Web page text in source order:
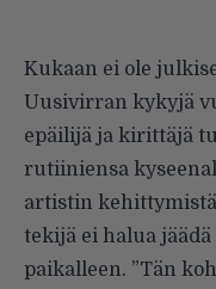
Kukaan ei ole
Uusivirran kykyjä
epäilijä ja kirittäjä
rutiiniensa
artistin
tekijä ei halua
paikalleen. ”Tän